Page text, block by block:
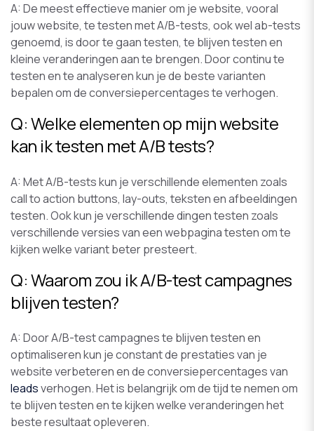
A: De meest effectieve manier om je website, vooral
jouw website, te testen met A/B-tests, ook wel ab-tests
genoemd, is door te gaan testen, te blijven testen en
kleine veranderingen aan te brengen. Door continu te
testen en te analyseren kun je de beste varianten
bepalen om de conversiepercentages te verhogen.
Q: Welke elementen op mijn website
kan ik testen met A/B tests?
A: Met A/B-tests kun je verschillende elementen zoals
call to action buttons, lay-outs, teksten en afbeeldingen
testen. Ook kun je verschillende dingen testen zoals
verschillende versies van een webpagina testen om te
kijken welke variant beter presteert.
Q: Waarom zou ik A/B-test campagnes
blijven testen?
A: Door A/B-test campagnes te blijven testen en
optimaliseren kun je constant de prestaties van je
website verbeteren en de conversiepercentages van
leadsverhogen. Het is belangrijk om de tijd te nemen om
te blijven testen en te kijken welke veranderingen het
beste resultaat opleveren.